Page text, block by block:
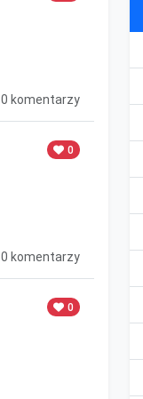
0 komentarzy
0
0 komentarzy
0